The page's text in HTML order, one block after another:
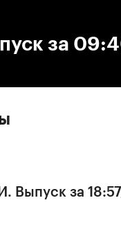
за
Выпуск за